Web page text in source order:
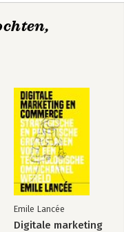
Emile Lancée
Digitale marketing